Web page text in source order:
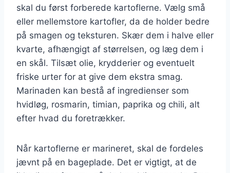
skal du først forberede kartoflerne. Vælg små
eller mellemstore kartofler, da de holder bedre
på smagen og teksturen. Skær dem i halve eller
kvarte, afhængigt af størrelsen, og læg dem i
en skål. Tilsæt olie, krydderier og eventuelt
friske urter for at give dem ekstra smag.
Marinaden kan bestå af ingredienser som
hvidløg, rosmarin, timian, paprika og chili, alt
efter hvad du foretrækker.
Når kartoflerne er marineret, skal de fordeles
jævnt på en bageplade. Det er vigtigt, at de